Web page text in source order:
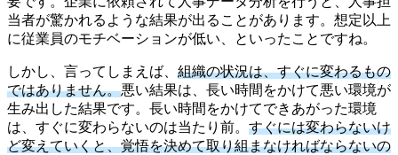
当者が驚かれるような結果が出ることがあります。想定以上
に従業員のモチベーションが低い、といったことですね。
しかし、言ってしまえば、 組織の状況は、すぐに変わるもの
ではありません。悪い結果は、長い時間をかけて悪い環境が
生み出した結果です。長い時間をかけてできあがった環境
は、すぐに変わらないのは当たり前。 すぐには変わらないけ
ど変えていくと、覚悟を決めて取り組まなければならないの